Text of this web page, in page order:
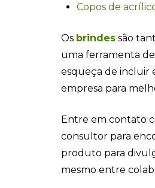
Copos de
Os brindes são
uma ferramenta
esqueça de incluir
empresa para
Entre em contato
consultor para
produto para
mesmo entre